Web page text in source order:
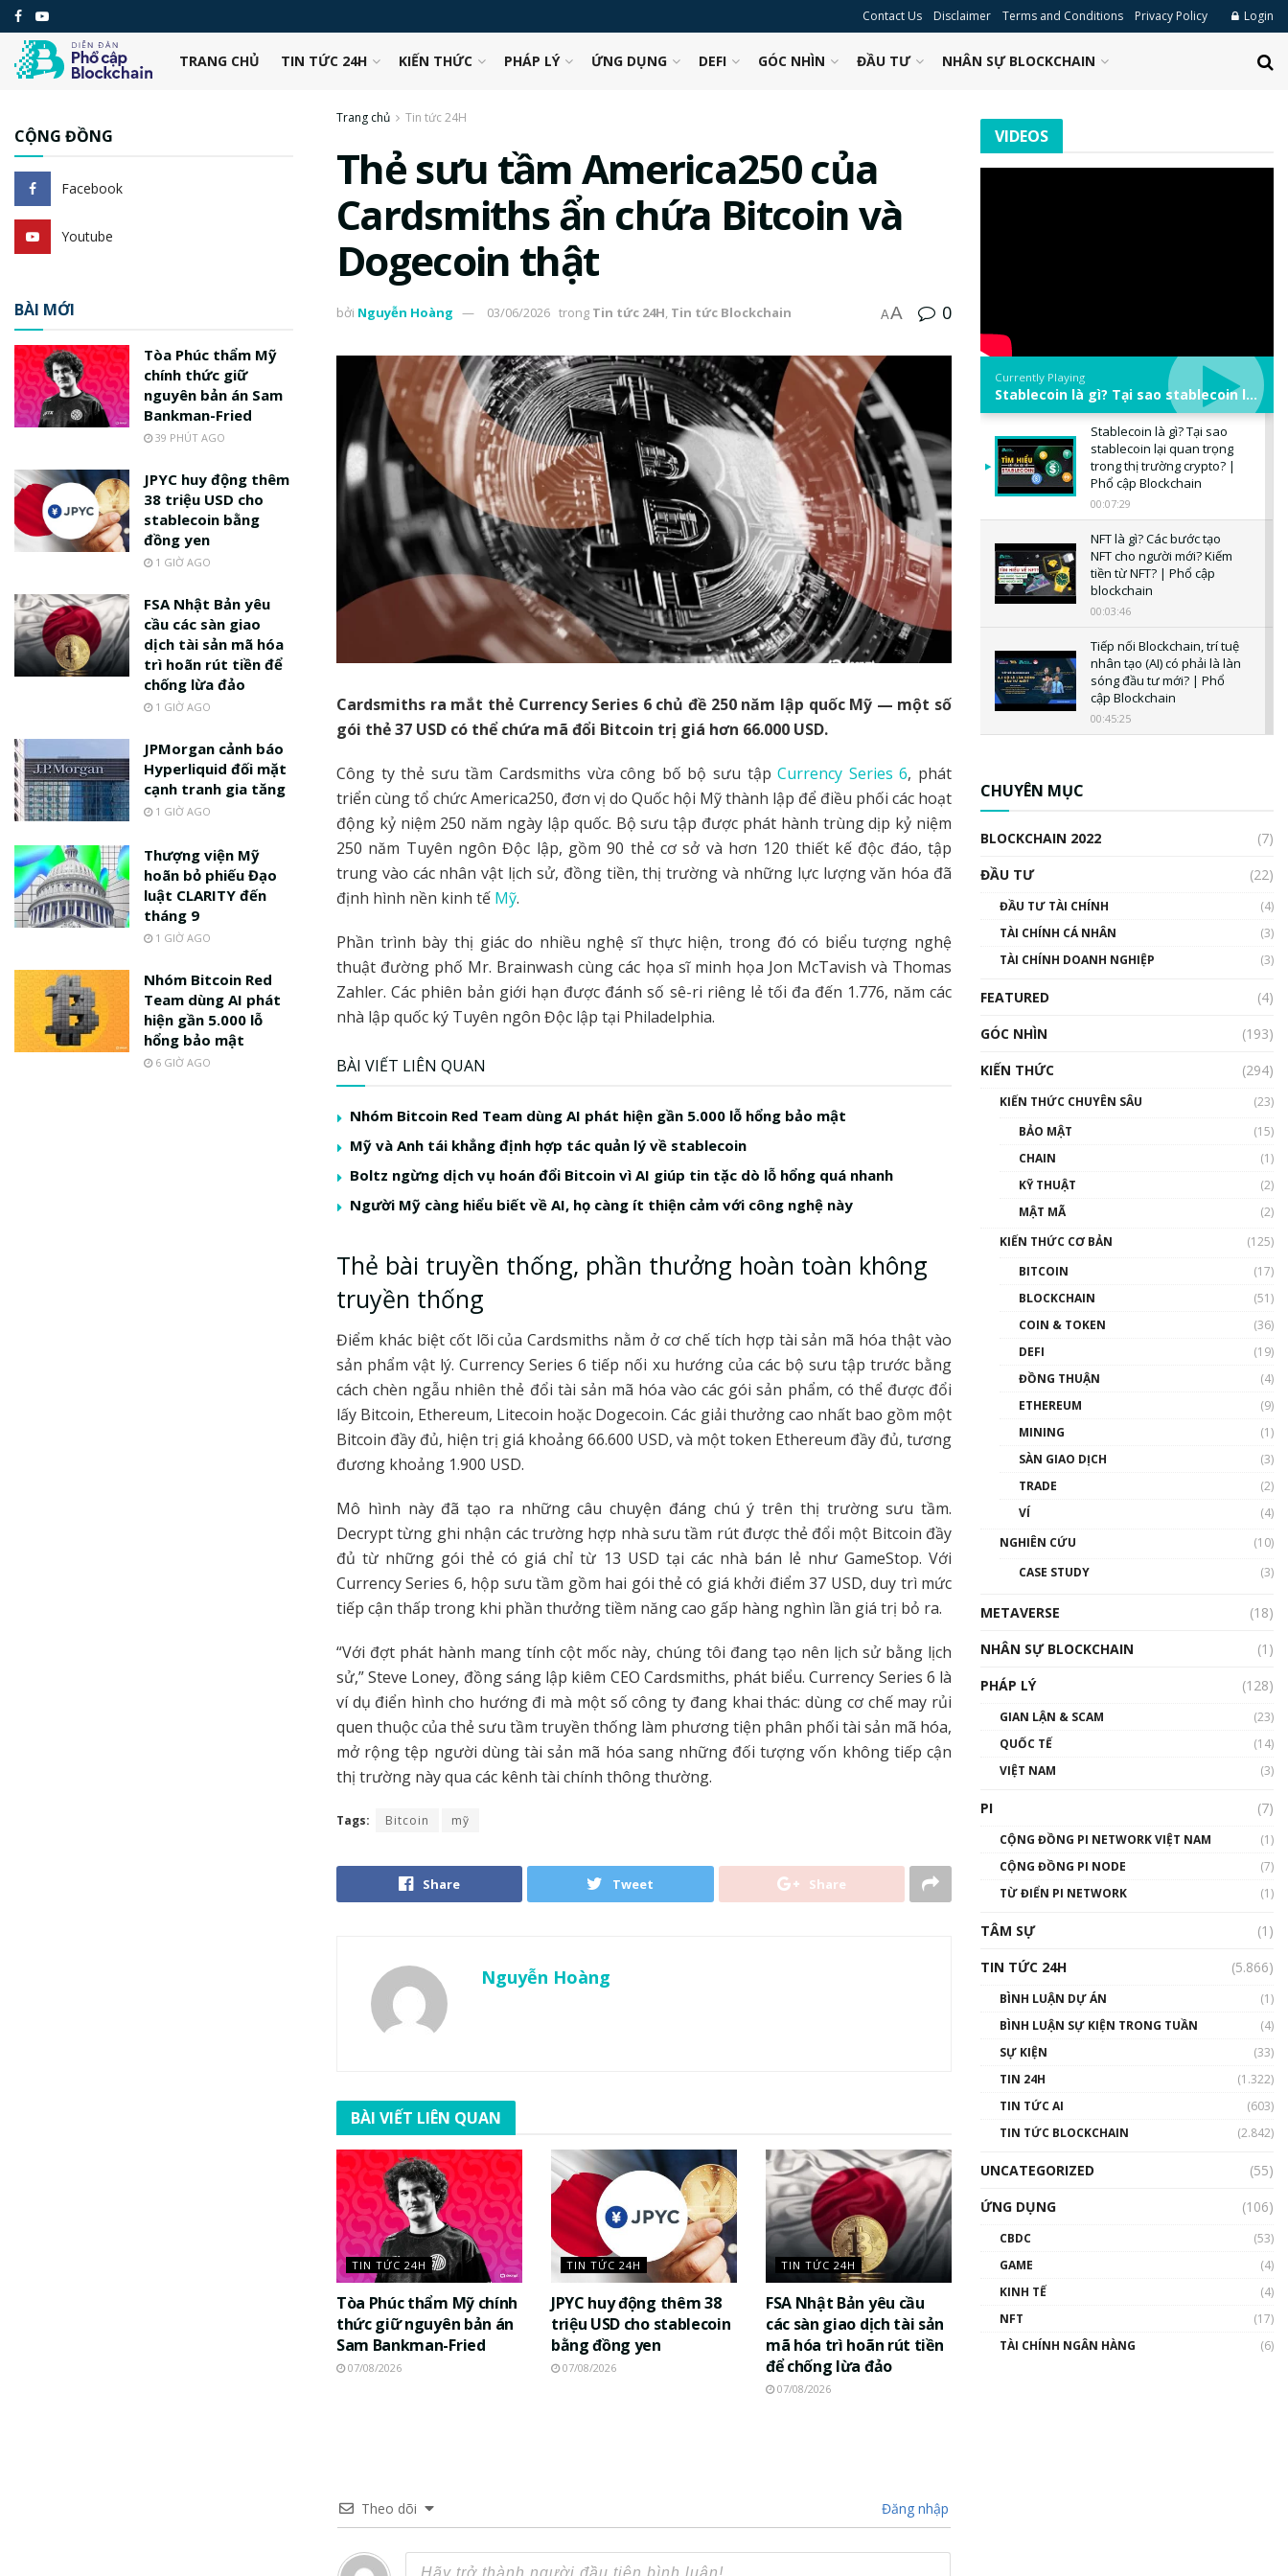
Contact Us Disclaimer Terms and Conditions Privacy Policy Login
TRANG CHỦ TIN TỨC 24H KIẾN THỨC PHÁP LÝ ỨNG DỤNG DEFI GÓC NHÌN ĐẦU TƯ NHÂN SỰ BLOCKCHAIN
Trang chủ Tin tức 24H
Thẻ sưu tầm America250 của
Cardsmiths ẩn chứa Bitcoin và
Dogecoin thật
bởi Nguyễn Hoàng 03/06/2026 trong Tin tức 24H, Tin tức Blockchain AA 0
Cardsmiths ra mắt thẻ Currency Series 6 chủ đề 250 năm lập quốc Mỹ — một số
gói thẻ 37 USD có thể chứa mã đổi Bitcoin trị giá hơn 66.000 USD.
Công ty thẻ sưu tầm Cardsmiths vừa công bố bộ sưu tậpCurrency Series 6, phát
triển cùng tổ chức America250, đơn vị do Quốc hội Mỹ thành lập để điều phối các hoạt
động kỷ niệm 250 năm ngày lập quốc. Bộ sưu tập được phát hành trùng dịp kỷ niệm
250 năm Tuyên ngôn Độc lập, gồm 90 thẻ cơ sở và hơn 120 thiết kế độc đáo, tập
trung vào các nhân vật lịch sử, đồng tiền, thị trường và những lực lượng văn hóa đã
định hình nền kinh tế Mỹ.
Phần trình bày thị giác do nhiều nghệ sĩ thực hiện, trong đó có biểu tượng nghệ
thuật đường phố Mr. Brainwash cùng các họa sĩ minh họa Jon McTavish và Thomas
Zahler. Các phiên bản giới hạn được đánh số sê-ri riêng lẻ tối đa đến 1.776, năm các
nhà lập quốc ký Tuyên ngôn Độc lập tại Philadelphia.
BÀI VIẾT LIÊN QUAN
Nhóm Bitcoin Red Team dùng AI phát hiện gần 5.000 lỗ hổng bảo mật
Mỹ và Anh tái khẳng định hợp tác quản lý về stablecoin
Boltz ngừng dịch vụ hoán đổi Bitcoin vì AI giúp tin tặc dò lỗ hổng quá nhanh
Người Mỹ càng hiểu biết về AI, họ càng ít thiện cảm với công nghệ này
Thẻ bài truyền thống, phần thưởng hoàn toàn không
truyền thống
Điểm khác biệt cốt lõi của Cardsmiths nằm ở cơ chế tích hợp tài sản mã hóa thật vào
sản phẩm vật lý. Currency Series 6 tiếp nối xu hướng của các bộ sưu tập trước bằng
cách chèn ngẫu nhiên thẻ đổi tài sản mã hóa vào các gói sản phẩm, có thể được đổi
lấy Bitcoin, Ethereum, Litecoin hoặc Dogecoin. Các giải thưởng cao nhất bao gồm một
Bitcoin đầy đủ, hiện trị giá khoảng 66.600 USD, và một token Ethereum đầy đủ, tương
đương khoảng 1.900 USD.
Mô hình này đã tạo ra những câu chuyện đáng chú ý trên thị trường sưu tầm.
Decrypt từng ghi nhận các trường hợp nhà sưu tầm rút được thẻ đổi một Bitcoin đầy
đủ từ những gói thẻ có giá chỉ từ 13 USD tại các nhà bán lẻ như GameStop. Với
Currency Series 6, hộp sưu tầm gồm hai gói thẻ có giá khởi điểm 37 USD, duy trì mức
tiếp cận thấp trong khi phần thưởng tiềm năng cao gấp hàng nghìn lần giá trị bỏ ra.
“Với đợt phát hành mang tính cột mốc này, chúng tôi đang tạo nên lịch sử bằng lịch
sử,” Steve Loney, đồng sáng lập kiêm CEO Cardsmiths, phát biểu. Currency Series 6 là
ví dụ điển hình cho hướng đi mà một số công ty đang khai thác: dùng cơ chế may rủi
quen thuộc của thẻ sưu tầm truyền thống làm phương tiện phân phối tài sản mã hóa,
mở rộng tệp người dùng tài sản mã hóa sang những đối tượng vốn không tiếp cận
thị trường này qua các kênh tài chính thông thường.
Tags: Bitcoin mỹ
Share Tweet Share
Nguyễn Hoàng
BÀI VIẾT LIÊN QUAN
TIN TỨC 24H
Tòa Phúc thẩm Mỹ chính
thức giữ nguyên bản án
Sam Bankman-Fried
07/08/2026
TIN TỨC 24H
JPYC huy động thêm 38
triệu USD cho stablecoin
bằng đồng yen
07/08/2026
TIN TỨC 24H
FSA Nhật Bản yêu cầu
các sàn giao dịch tài sản
mã hóa trì hoãn rút tiền
để chống lừa đảo
07/08/2026
Theo dõi Đăng nhập
CỘNG ĐỒNG
Facebook
Youtube
BÀI MỚI
Tòa Phúc thẩm Mỹ
chính thức giữ
nguyên bản án Sam
Bankman-Fried
39 PHÚT AGO
JPYC huy động thêm
38 triệu USD cho
stablecoin bằng
đồng yen
1 GIỜ AGO
FSA Nhật Bản yêu
cầu các sàn giao
dịch tài sản mã hóa
trì hoãn rút tiền để
chống lừa đảo
1 GIỜ AGO
JPMorgan cảnh báo
Hyperliquid đối mặt
cạnh tranh gia tăng
1 GIỜ AGO
Thượng viện Mỹ
hoãn bỏ phiếu Đạo
luật CLARITY đến
tháng 9
1 GIỜ AGO
Nhóm Bitcoin Red
Team dùng AI phát
hiện gần 5.000 lỗ
hổng bảo mật
6 GIỜ AGO
VIDEOS
Currently Playing
Stablecoin là gì? Tại sao stablecoin lại quan trọng trong thị trường crypto? | Phổ cập Blockchain
Stablecoin là gì? Tại sao
stablecoin lại quan trọng
trong thị trường crypto? |
Phổ cập Blockchain
00:07:29
NFT là gì? Các bước tạo
NFT cho người mới? Kiếm
tiền từ NFT? | Phổ cập
blockchain
00:03:46
Tiếp nối Blockchain, trí tuệ
nhân tạo (AI) có phải là làn
sóng đầu tư mới? | Phổ
cập Blockchain
00:45:25
uptrend trong năm 2023? |
Phổ cập Blockchain
00:02:14
Nhìn lại năm 2022: Những
nhân vật ảnh hưởng nhất
hệ sinh thái tiền mã hoá |
Blockchain
Nhân sự tương lại ngành
Blockchain Việt Nam | Phổ
cập Blockchain
Blockchain đang được ứng
01:34:46
01:32:59
Talkshow17: Mùa đông
Crypto – Chiếc khăn gió ấm
01:49:30
Talkshow 14: MemeCoin –
CHUYÊN MỤC
BLOCKCHAIN 2022
(7)
ĐẦU TƯ
(22)
ĐẦU TƯ TÀI CHÍNH
(4)
TÀI CHÍNH CÁ NHÂN
(3)
TÀI CHÍNH DOANH NGHIỆP
(3)
FEATURED
(4)
GÓC NHÌN
(193)
KIẾN THỨC
(294)
KIẾN THỨC CHUYÊN SÂU
(23)
BẢO MẬT
(15)
CHAIN
(1)
KỸ THUẬT
(2)
MẬT MÃ
(2)
KIẾN THỨC CƠ BẢN
(125)
BITCOIN
(17)
BLOCKCHAIN
(51)
COIN & TOKEN
(36)
DEFI
(19)
ĐỒNG THUẬN
(4)
ETHEREUM
(9)
MINING
(1)
SÀN GIAO DỊCH
(3)
TRADE
(2)
VÍ
(4)
NGHIÊN CỨU
(10)
CASE STUDY
(3)
METAVERSE
(18)
NHÂN SỰ BLOCKCHAIN
(1)
PHÁP LÝ
(128)
GIAN LẬN & SCAM
(23)
QUỐC TẾ
(14)
VIỆT NAM
(3)
PI (7)
CỘNG ĐỒNG PI NETWORK VIỆT NAM
(1)
CỘNG ĐỒNG PI NODE
(7)
TỪ ĐIỂN PI NETWORK
(1)
TÂM SỰ
(1)
TIN TỨC 24H
(5.866)
BÌNH LUẬN DỰ ÁN
(1)
BÌNH LUẬN SỰ KIỆN TRONG TUẦN
(4)
SỰ KIỆN
(33)
TIN 24H
(1.322)
TIN TỨC AI
(603)
TIN TỨC BLOCKCHAIN
(2.842)
UNCATEGORIZED
(55)
ỨNG DỤNG
(106)
CBDC
(53)
GAME
(4)
KINH TẾ
(4)
NFT
(17)
TÀI CHÍNH NGÂN HÀNG
(6)